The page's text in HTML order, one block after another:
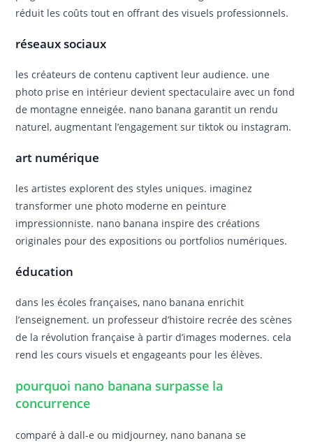
réduit les coûts tout en offrant des visuels professionnels.
réseaux sociaux
les créateurs de contenu captivent leur audience. une
photo prise en intérieur devient spectaculaire avec un fond
de montagne enneigée. nano banana garantit un rendu
naturel, augmentant l’engagement sur tiktok ou instagram.
art numérique
les artistes explorent des styles uniques. imaginez
transformer une photo moderne en peinture
impressionniste. nano banana inspire des créations
originales pour des expositions ou portfolios numériques.
éducation
dans les écoles françaises, nano banana enrichit
l’enseignement. un professeur d’histoire recrée des scènes
de la révolution française à partir d’images modernes. cela
rend les cours visuels et engageants pour les élèves.
pourquoi nano banana surpasse la
concurrence
comparé à dall-e ou midjourney, nano banana se